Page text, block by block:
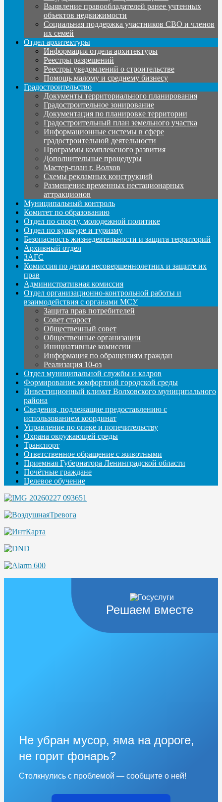
Выявление правообладателей ранее учтенных
объектов недвижимости
Социальная поддержка участников СВО и членов
их семей
Отдел архитектуры
Информация отдела архитектуры
Реестры разрешений
Реестры уведомлений о строительстве
Помощь малому и среднему бизнесу
Градостроительство
Документы территориального планирования
Градостроительное зонирование
Документация по планировке территории
Градостроительный план земельного участка
Информационные системы в сфере
градостроительной деятельности
Программы комплексного развития
Дополнительные процедуры
Мастер-план г. Волхов
Схемы рекламных конструкций
Размещение временных нестационарных
аттракционов
Муниципальный контроль
Комитет по образованию
Отдел по спорту, молодежной политике
Отдел по культуре и туризму
Безопасность жизнедеятельности и защита территорий
Архивный отдел
ЗАГС
Комиссия по делам несовершеннолетних и защите их
прав
Административная комиссия
Отдел организационно-контрольной работы и
взаимодействия с органами МСУ
Защита прав потребителей
Совет старост
Общественный совет
Общественные организации
Инициативные комиссии
Информация по обращениям граждан
Реализация 10-оз
Отдел муниципальной службы и кадров
Формирование комфортной городской среды
Инвестиционный климат Волховского муниципального
района
Сведения, подлежащие предоставлению с
использованием координат
Управление по опеке и попечительству
Охрана окружающей среды
Транспорт
Ответственное обращение с животными
Приемная Губернатора Ленинградской области
Почётные граждане
Целевое обучение
Решаем вместе
Не убран мусор, яма на дороге,
не горит фонарь?
Столкнулись с проблемой — сообщите о ней!